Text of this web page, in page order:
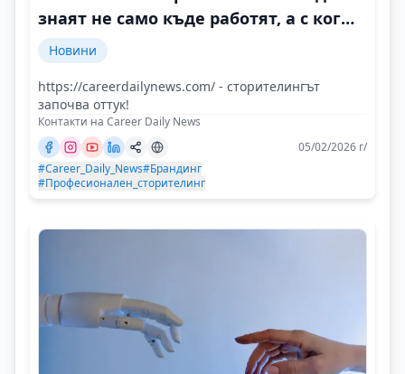
знаят не само къде работят, а с кого
и защо
Новини
https://careerdailynews.com/ - сторителингът
започва оттук!
Контакти на Career Daily News
05/02/2026 г/
#Career_Daily_News#Брандинг
#Професионален_сторителинг